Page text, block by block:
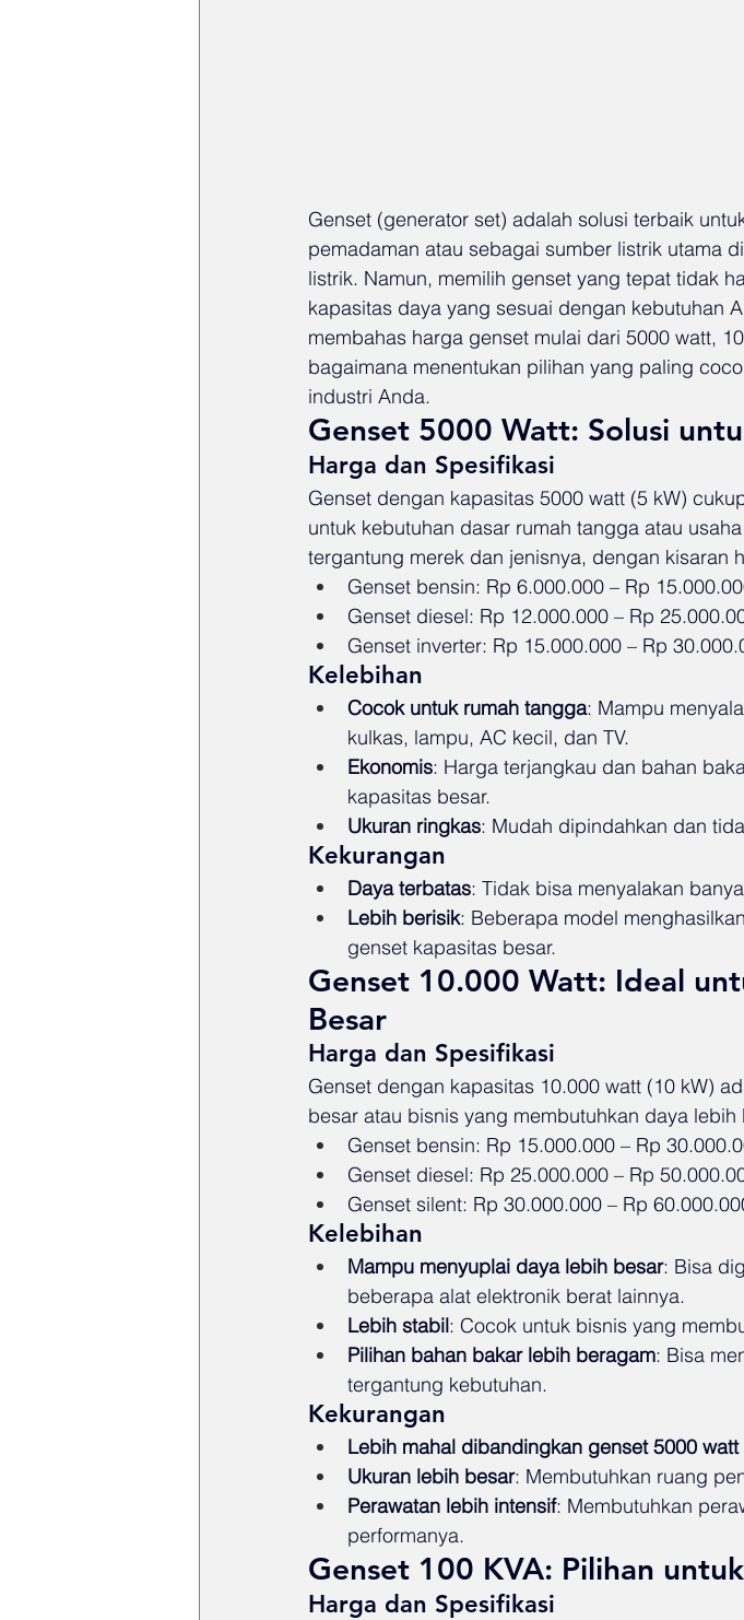
Genset (generator set) adalah solusi terbaik
pemadaman atau sebagai sumber listrik utama
listrik. Namun, memilih genset yang tepat tidak
kapasitas daya yang sesuai dengan kebutuhan
membahas harga genset mulai dari 5000 watt,
bagaimana menentukan pilihan yang paling
industri Anda.
Genset 5000 Watt: Solusi
Harga dan Spesifikasi
Genset dengan kapasitas 5000 watt (5 kW)
untuk kebutuhan dasar rumah tangga atau
tergantung merek dan jenisnya, dengan kisaran
Genset bensin: Rp 6.000.000 – Rp
Genset diesel: Rp 12.000.000 – Rp
Genset inverter: Rp 15.000.000 – Rp
Kelebihan
Cocok untuk rumah tangga: Mampu
kulkas, lampu, AC kecil, dan TV.
Ekonomis: Harga terjangkau dan bahan
kapasitas besar.
Ukuran ringkas: Mudah dipindahkan dan
Kekurangan
Daya terbatas: Tidak bisa menyalakan
Lebih berisik: Beberapa model
genset kapasitas besar.
Genset 10.000 Watt: Ideal
Besar
Harga dan Spesifikasi
Genset dengan kapasitas 10.000 watt (10 kW)
besar atau bisnis yang membutuhkan daya
Genset bensin: Rp 15.000.000 – Rp
Genset diesel: Rp 25.000.000 – Rp
Genset silent: Rp 30.000.000 – Rp
Kelebihan
Mampu menyuplai daya lebih besar: Bisa
beberapa alat elektronik berat lainnya.
Lebih stabil: Cocok untuk bisnis yang
Pilihan bahan bakar lebih beragam: Bisa
tergantung kebutuhan.
Kekurangan
Lebih mahal dibandingkan genset 5000 watt
Ukuran lebih besar: Membutuhkan ruang
Perawatan lebih intensif: Membutuhkan
performanya.
Genset 100 KVA: Pilihan
Harga dan Spesifikasi